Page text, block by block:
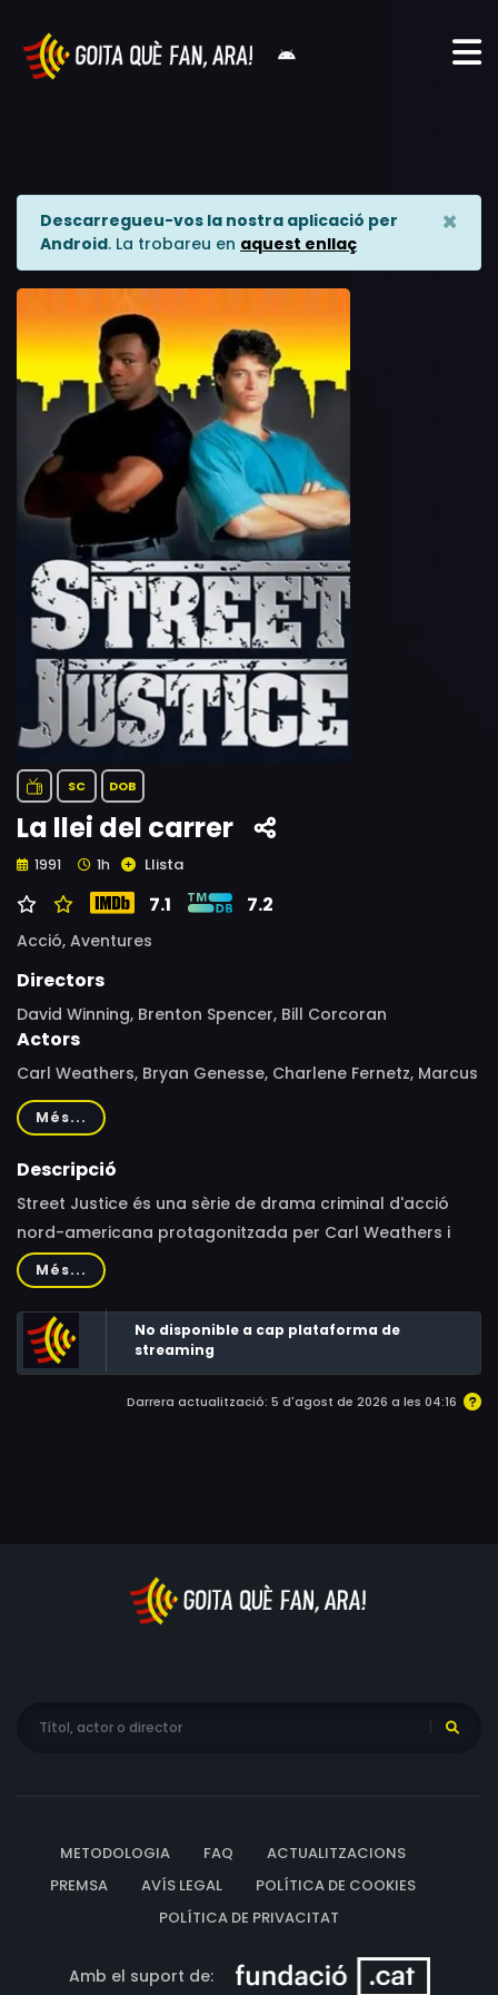
Descarregueu-vos la nostra aplicació per
Android. La trobareu en aquest enllaç
×
SC DOB
La llei del carrer
1991 1h Llista
7.1 7.2
Acció, Aventures
Directors
David Winning, Brenton Spencer, Bill Corcoran
Actors
Carl Weathers, Bryan Genesse, Charlene Fernetz, Marcus
Chong, Ken Tremblett, Eric McCormack
Més...
Descripció
Street Justice és una sèrie de drama criminal d'acció
nord-americana protagonitzada per Carl Weathers i
Bryan Genesse. La sèrie va començar a emetre's en
sindicació el 1991 i es va cancel·lar el 1993 després de
dues temporades.
Més...
No disponible a cap plataforma de
streaming
Darrera actualització: 5 d'agost de 2026 a les 04:16
METODOLOGIA FAQ
ACTUALITZACIONS
PREMSA
AVÍS LEGAL
POLÍTICA DE COOKIES
POLÍTICA DE PRIVACITAT
Amb el suport de: